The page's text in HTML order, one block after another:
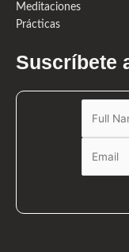
Meditaciones
Prácticas
Suscríbete